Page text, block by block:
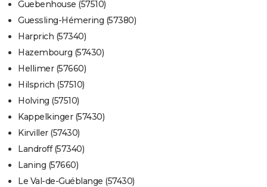
Guebenhouse (57510)
Guessling-Hémering (57380)
Harprich (57340)
Hazembourg (57430)
Hellimer (57660)
Hilsprich (57510)
Holving (57510)
Kappelkinger (57430)
Kirviller (57430)
Landroff (57340)
Laning (57660)
Le Val-de-Guéblange (57430)